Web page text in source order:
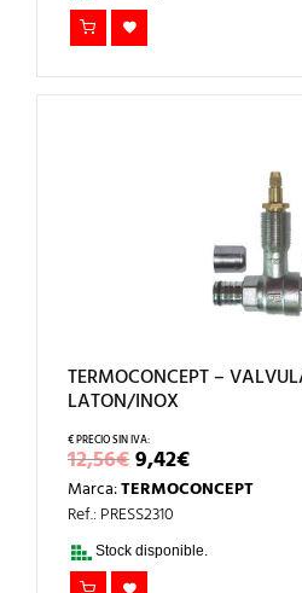
TERMOCONCEPT –
LATON/INOX
12,56€EL
PRECIO
ORIGINAL
ERA:
12,56€.
9,42€EL
PRECIO
ACTUAL
9,42€.
Marca:TERMOCONCEPT
Ref.: PRESS2310
Stock disponible.